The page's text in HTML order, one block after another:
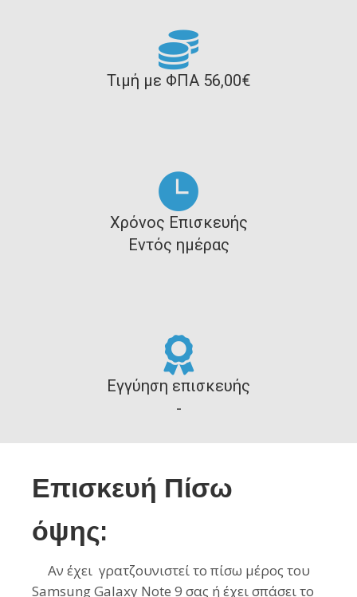
Τιμή με ΦΠΑ 56,00€
Χρόνος Επισκευής
Εντός ημέρας
Εγγύηση επισκευής
-
Επισκευή Πίσω
όψης:
Αν έχει γρατζουνιστεί το πίσω μέρος του
Samsung Galaxy Note 9 σας ή έχει σπάσει το